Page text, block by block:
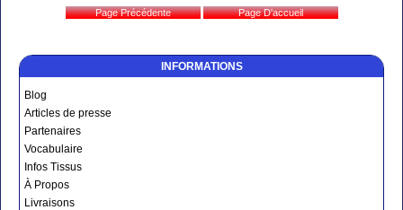
INFORMATIONS
Blog
Articles de presse
Partenaires
Vocabulaire
Infos Tissus
À Propos
Livraisons